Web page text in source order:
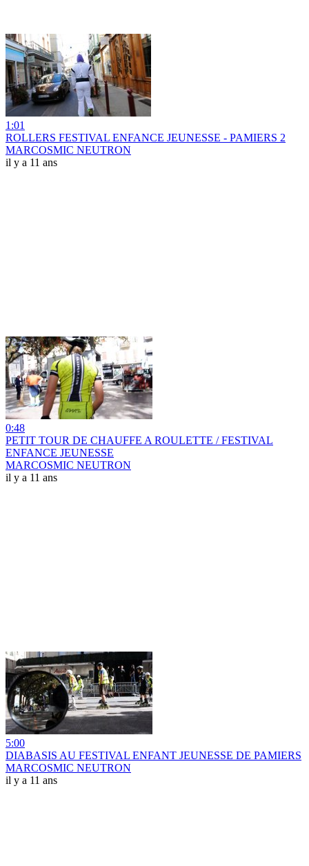
1:01
ROLLERS FESTIVAL ENFANCE JEUNESSE - PAMIERS 2
MARCOSMIC NEUTRON
il y a 11 ans
0:48
PETIT TOUR DE CHAUFFE A ROULETTE / FESTIVAL
ENFANCE JEUNESSE
MARCOSMIC NEUTRON
il y a 11 ans
5:00
DIABASIS AU FESTIVAL ENFANT JEUNESSE DE PAMIERS
MARCOSMIC NEUTRON
il y a 11 ans